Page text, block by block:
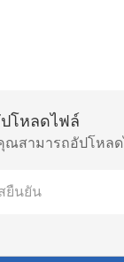
โหลดไฟล์
ณสามารถอัปโหลด